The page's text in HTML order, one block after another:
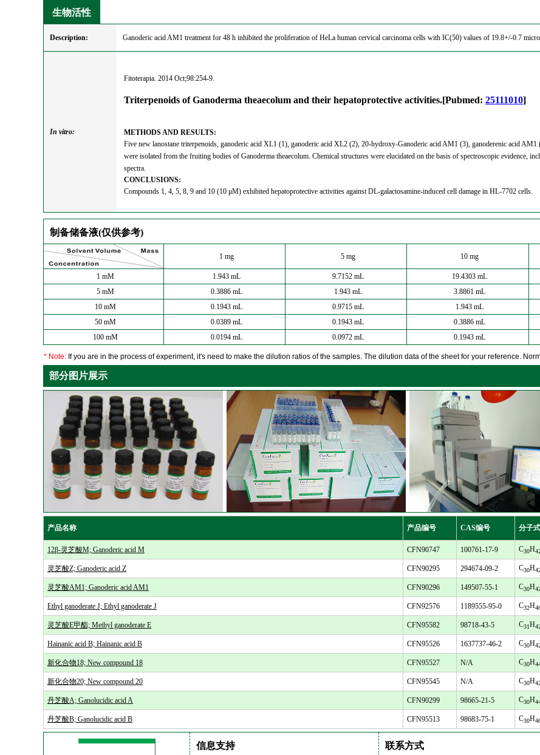
生物活性
Description: Ganoderic acid AM1 treatment for 48 h inhibited the proliferation of HeLa human cervical carcinoma cells with IC(50) values of 19.8+/-0.7
In vitro:
Fitoterapia. 2014 Oct;98:254-9.
Triterpenoids of Ganoderma theaecolum and their hepatoprotective activities.[Pubmed: 25111010]
METHODS AND RESULTS:
Five new lanostane triterpenoids, ganoderic acid XL1 (1), ganoderic acid XL2 (2), 20-hydroxy-Ganoderic acid AM1 (3), ganoderenic acid
were isolated from the fruiting bodies of Ganoderma theaecolum. Chemical structures were elucidated on the basis of spectroscopic evidence,
spectra.
CONCLUSIONS:
Compounds 1, 4, 5, 8, 9 and 10 (10 μM) exhibited hepatoprotective activities against DL-galactosamine-induced cell damage in HL-7702 cells.
制备储备液(仅供参考)
1 mg 5 mg 10 mg
1 mM 1.943 mL 9.7152 mL 19.4303 mL
5 mM
0.3886 mL 1.943 mL 3.8861 mL
10 mM
0.1943 mL 0.9715 mL 1.943 mL
50 mM
0.0389 mL 0.1943 mL 0.3886 mL
100 mM
0.0194 mL 0.0972 mL 0.1943 mL
* Note: If you are in the process of experiment, it's need to make the dilution ratios of the samples. The dilution data of the sheet for your reference.
部分图片展示
产品名称 产品编号 CAS编号 分子
12β-灵芝酸M; Ganoderic acid M CFN90747 100761-17-9 C30H
灵芝酸Z; Ganoderic acid Z CFN90295 294674-09-2 C30H
灵芝酸AM1; Ganoderic acid AM1 CFN90296 149507-55-1 C30H
Ethyl ganoderate J; Ethyl ganoderate J CFN92576 1189555-95-0 C32H
灵芝酸E甲酯; Methyl ganoderate E CFN95582 98718-43-5 C31H
Hainanic acid B; Hainanic acid B CFN95526 1637737-46-2 C30H
新化合物18; New compound 18 CFN95527 N/A C30H
新化合物20; New compound 20 CFN95545 N/A C30H
丹芝酸A; Ganolucidic acid A CFN90299 98665-21-5 C30H
丹芝酸B; Ganolucidic acid B CFN95513 98683-75-1 C30H
信息支持 联系方式